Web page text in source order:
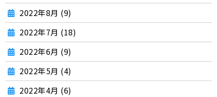
2022年8月 (9)
2022年7月 (18)
2022年6月 (9)
2022年5月 (4)
2022年4月 (6)